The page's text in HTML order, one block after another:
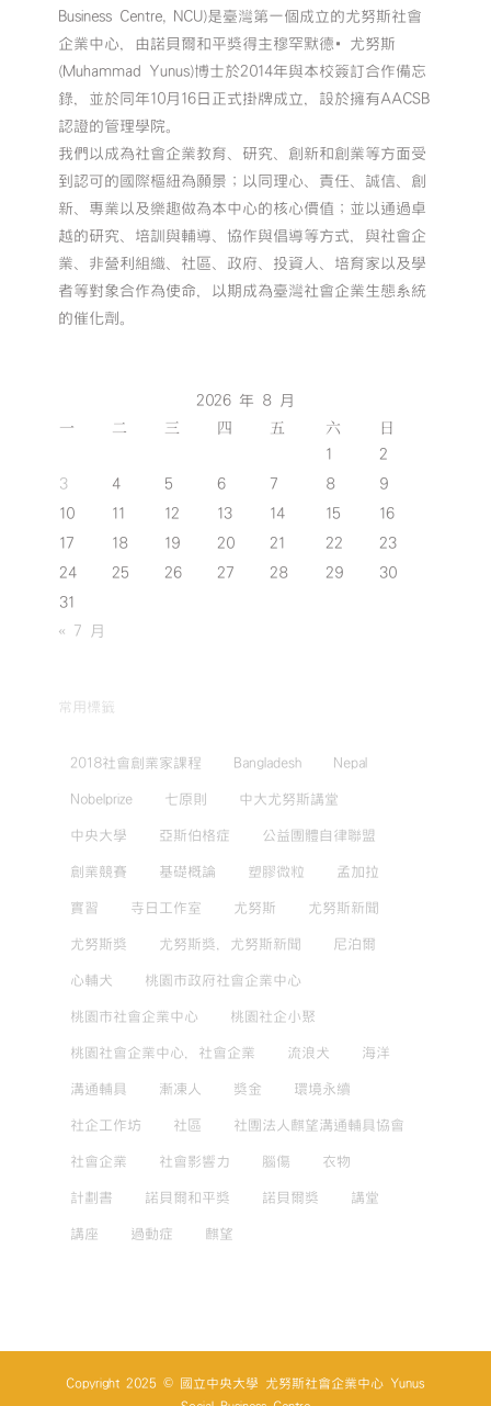
Business Centre, NCU)是臺灣第一個成立的尤努斯社會
企業中心，由諾貝爾和平獎得主穆罕默德•尤努斯
(Muhammad Yunus)博士於2014年與本校簽訂合作備忘
錄，並於同年10月16日正式掛牌成立，設於擁有AACSB
認證的管理學院。
我們以成為社會企業教育、研究、創新和創業等方面受
到認可的國際樞紐為願景；以同理心、責任、誠信、創
新、專業以及樂趣做為本中心的核心價值；並以通過卓
越的研究、培訓與輔導、協作與倡導等方式，與社會企
業、非營利組織、社區、政府、投資人、培育家以及學
者等對象合作為使命，以期成為臺灣社會企業生態系統
的催化劑。
2026 年 8 月
一 二 三 四 五 六 日
1
2
3
4 5 6 7 8
9
10
11 12 13 14 15
16
17
18 19 20 21 22
23
24
25 26 27 28 29
30
31
« 7 月
常用標籤
2018社會創業家課程 Bangladesh Nepal
Nobelprize 七原則 中大尤努斯講堂
中央大學 亞斯伯格症 公益團體自律聯盟
創業競賽 基礎概論 塑膠微粒 孟加拉
實習 寺日工作室 尤努斯 尤努斯新聞
尤努斯獎 尤努斯獎，尤努斯新聞 尼泊爾
心輔犬 桃園市政府社會企業中心
桃園市社會企業中心 桃園社企小聚
桃園社會企業中心，社會企業 流浪犬 海洋
溝通輔具 漸凍人 獎金 環境永續
社企工作坊 社區 社團法人麒望溝通輔具協會
社會企業 社會影響力 腦傷 衣物
計劃書 諾貝爾和平獎 諾貝爾獎 講堂
講座 過動症 麒望
Copyright 2025 © 國立中央大學 尤努斯社會企業中心 Yunus